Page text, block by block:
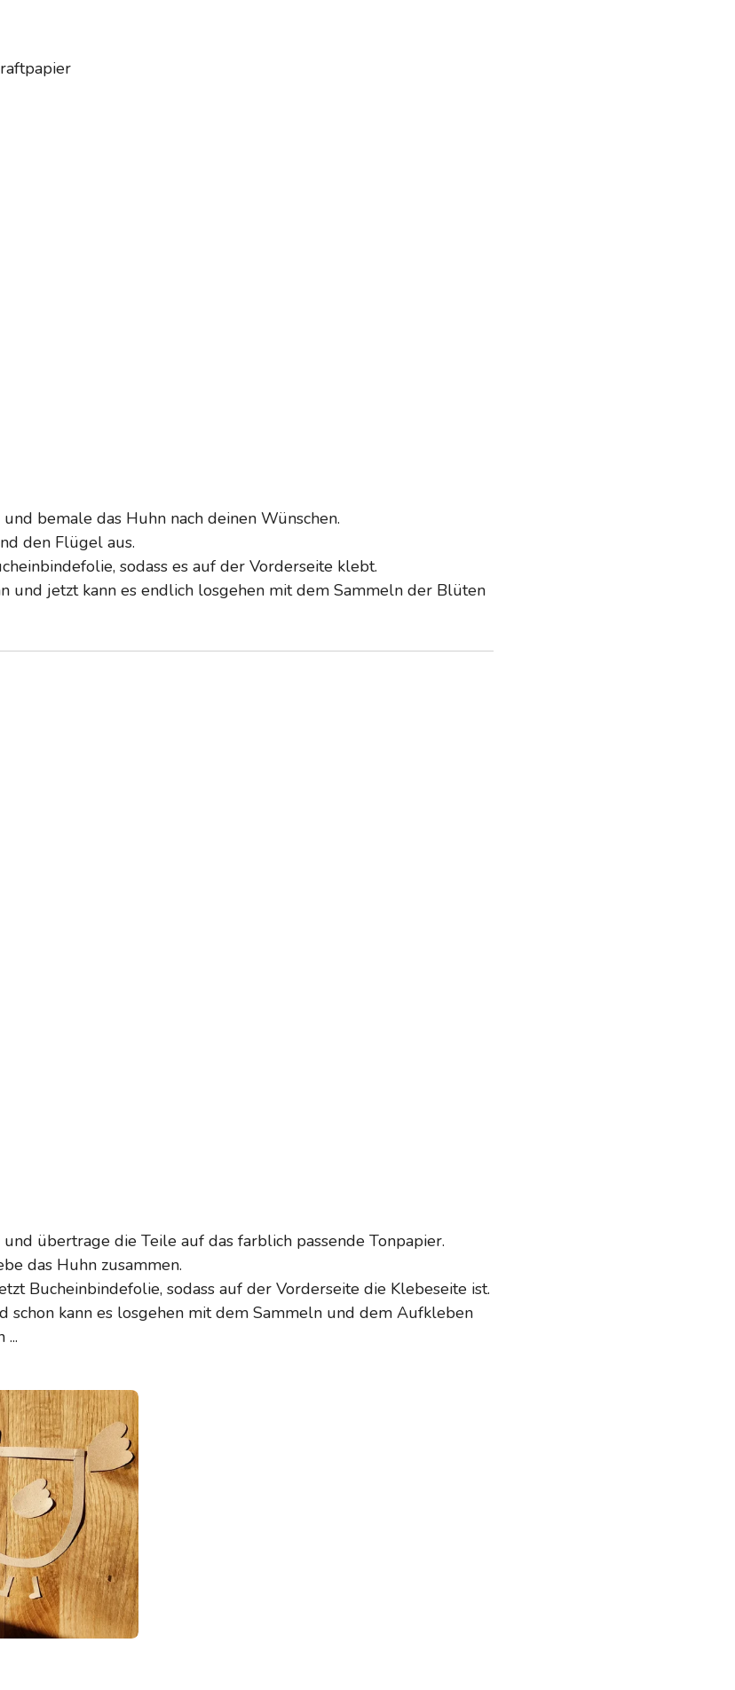
bemale das Huhn nach deinen Wünschen.
den Flügel aus.
sodass es auf der Vorderseite klebt.
und jetzt kann es endlich losgehen mit dem Sammeln der Blüten
übertrage die Teile auf das farblich passende Tonpapier.
das Huhn zusammen.
Bucheinbindefolie, sodass auf der Vorderseite die Klebeseite ist.
schon kann es losgehen mit dem Sammeln und dem Aufkleben